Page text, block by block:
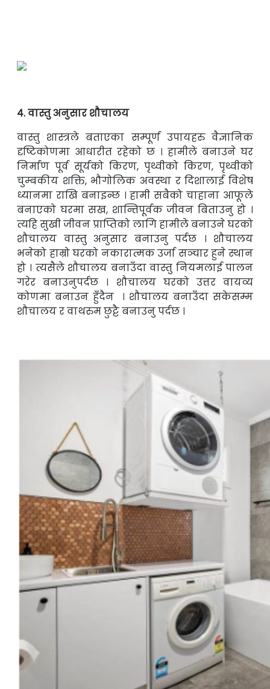
४. वास्तु अनुसार शौचालय
वास्तु शास्त्रले बताएका सम्पूर्ण उपायहरु वैज्ञानिक
दृष्टिकोणमा आधारीत रहेको छ । हामीले बनाउने घर
निर्माण पूर्व सूर्यको किरण, पृथ्वीको किरण, पृथ्वीको
चुम्बकीय शक्ति, भौगोलिक अवस्था र दिशालाई विशेष
ध्यानमा राखि बनाइन्छ । हामी सबैको चाहाना आफूले
बनाएको घरमा सख, शान्तिपूर्वक जीवन बिताउनु हो ।
त्यहि सुखी जीवन प्राप्तिको लागि हामीले बनाउनेघरको
शौचालय वास्तु अनुसार बनाउनु पर्दछ । शौचालय
भनेको हाम्रो घरको नकारात्मक उर्जासञ्चार हुने स्थान
हो । त्यसैले शौचालय बनाउँदा वास्तु नियमलाई पालन
गरेर बनाउनुपर्दछ । शौचालय घरको उत्तर वायव्य
कोणमा बनाउन हुँदैन
। शौचालय बनाउँदा सकेसम्म
शौचालय र वाथरुम छुट्टै बनाउनु पर्दछ ।